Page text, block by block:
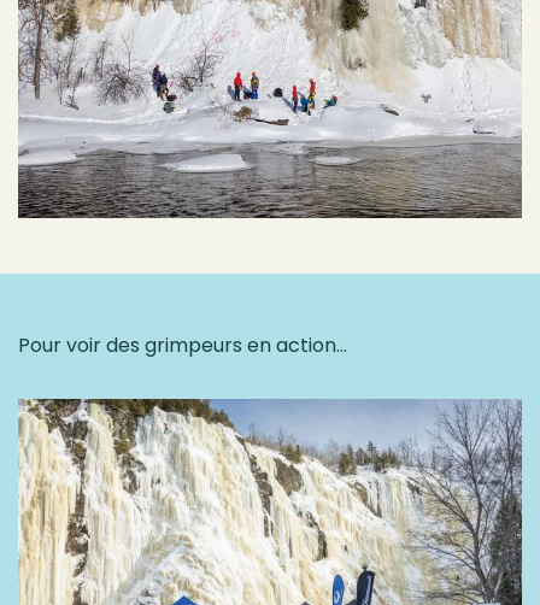
Pour voir des grimpeurs en action…